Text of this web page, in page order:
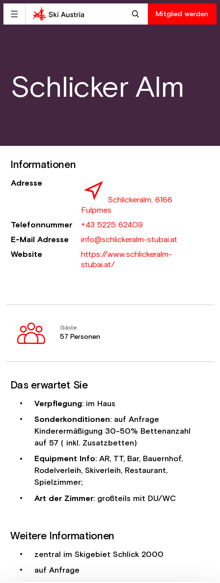
Mitglied werden
Schlicker Alm
Informationen
Adresse
Schlickeralm, 6166
Fulpmes
Telefonnummer
+43 5225 62409
E-Mail Adresse
info@schlickeralm-stubai.at
Website
https://www.schlickeralm-
stubai.at/
Gäste
57 Personen
Das erwartet Sie
Verpflegung: im Haus
Sonderkonditionen: auf Anfrage
Kinderermäßigung 30-50% Bettenanzahl
auf 57 ( inkl. Zusatzbetten)
Equipment Info: AR, TT, Bar, Bauernhof,
Rodelverleih, Skiverleih, Restaurant,
Spielzimmer;
Art der Zimmer: großteils mit DU/WC
Weitere Informationen
zentral im Skigebiet Schlick 2000
auf Anfrage